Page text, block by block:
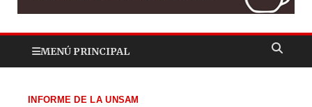
MENÚ PRINCIPAL
INFORME DE LA UNSAM